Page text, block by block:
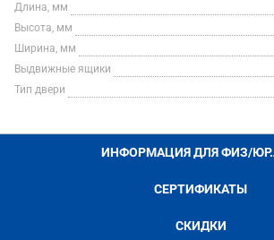
Длина, мм
Высота, мм
Ширина, мм
Выдвижные ящики
Тип двери
ИНФОРМАЦИЯ ДЛЯ ФИЗ/
СЕРТИФИКАТЫ
СКИДКИ